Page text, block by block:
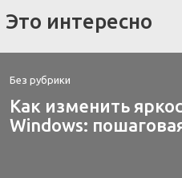
Это интересно
Без рубрики
Как изменить
Windows: